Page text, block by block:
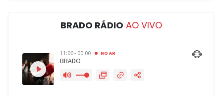
BRADO RÁDIO AO VIVO